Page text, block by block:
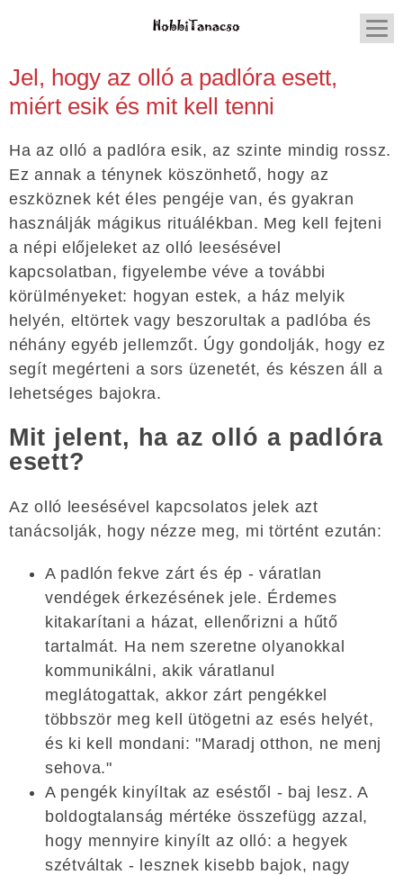
Jel, hogy az olló a padlóra esett,
miért esik és mit kell tenni
Ha az olló a padlóra esik, az szinte mindig rossz.
Ez annak a ténynek köszönhető, hogy az
eszköznek két éles pengéje van, és gyakran
használják mágikus rituálékban. Meg kell fejteni
a népi előjeleket az olló leesésével
kapcsolatban, figyelembe véve a további
körülményeket: hogyan estek, a ház melyik
helyén, eltörtek vagy beszorultak a padlóba és
néhány egyéb jellemzőt. Úgy gondolják, hogy ez
segít megérteni a sors üzenetét, és készen áll a
lehetséges bajokra.
Mit jelent, ha az olló a padlóra
esett?
Az olló leesésével kapcsolatos jelek azt
tanácsolják, hogy nézze meg, mi történt ezután:
A padlón fekve zárt és ép - váratlan
vendégek érkezésének jele. Érdemes
kitakarítani a házat, ellenőrizni a hűtő
tartalmát. Ha nem szeretne olyanokkal
kommunikálni, akik váratlanul
meglátogattak, akkor zárt pengékkel
többször meg kell ütögetni az esés helyét,
és ki kell mondani: "Maradj otthon, ne menj
sehova."
A pengék kinyíltak az eséstől - baj lesz. A
boldogtalanság mértéke összefügg azzal,
hogy mennyire kinyílt az olló: a hegyek
szétváltak - lesznek kisebb bajok, nagy